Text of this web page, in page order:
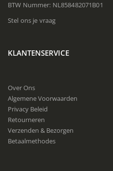
BTW Nummer: NL858482071B01
Stel ons je vraag
KLANTENSERVICE
Over Ons
Algemene Voorwaarden
Privacy Beleid
Retourneren
Verzenden & Bezorgen
Betaalmethodes